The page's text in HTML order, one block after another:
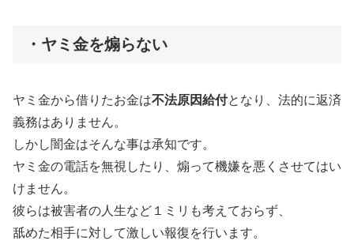
・ヤミ金を煽らない
ヤミ金から借りたお金は不法原因給付となり、法的に返済
義務はありません。
しかし闇金はそんな事は承知です。
ヤミ金の電話を無視したり、煽って機嫌を悪くさせてはい
けません。
彼らは被害者の人生など１ミリも考えておらず、
舐めた相手に対して激しい報復を行います。